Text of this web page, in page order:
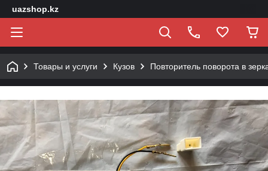
uazshop.kz
Товары и услуги Кузов Повторитель поворота в